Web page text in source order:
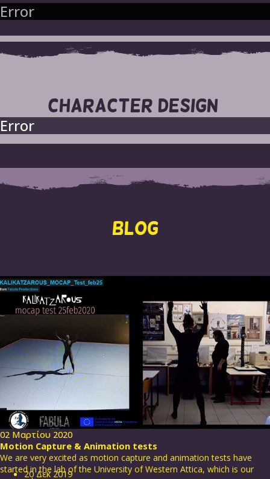
Error
CHARACTER DESIGN
Error
BLOG
02 Μαρτίου 2020
Motion Capture & Animation tests
We are very excited as motion capture and animation tests have
started in the lab of the University of Western Attica, which is our
20 Δεκ 2019